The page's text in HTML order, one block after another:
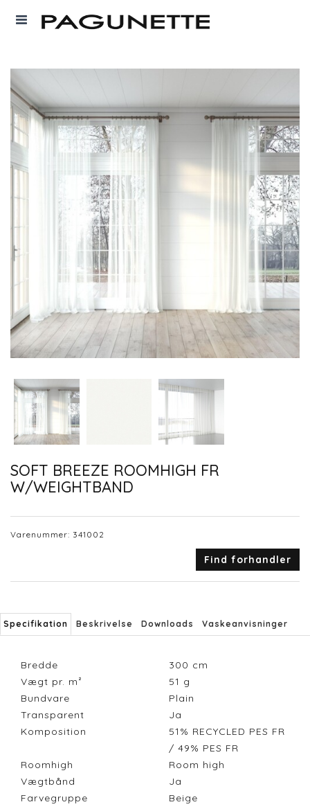
SOFT BREEZE ROOMHIGH FR
W/WEIGHTBAND
Varenummer: 341002
Find forhandler
Specifikation Beskrivelse Downloads Vaskeanvisninger
Bredde 300 cm
Vægt pr. m²
51 g
Bundvare
Plain
Transparent
Ja
Komposition
51% RECYCLED PES FR
/ 49% PES FR
Roomhigh
Room high
Vægtbånd
Ja
Farvegruppe
Beige